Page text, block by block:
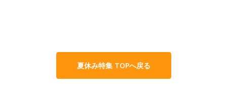
夏休み特集 TOPへ戻る